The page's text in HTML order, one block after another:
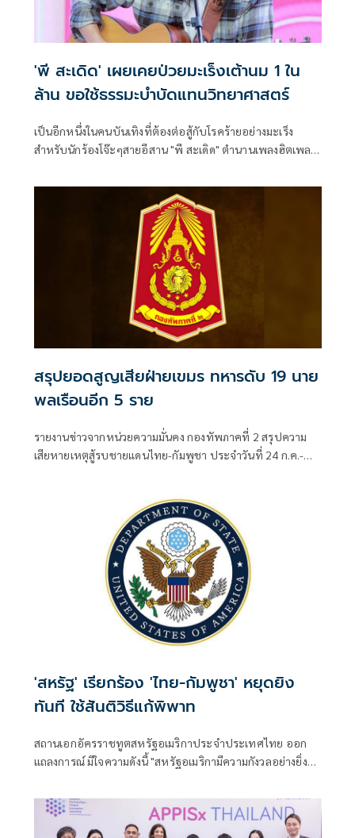
'พี สะเดิด' เผยเคยป่วยมะเร็งเต้านม 1 ใน
ล้าน ขอใช้ธรรมะบำบัดแทนวิทยาศาสตร์
เป็นอีกหนึ่งในคนบันเทิงที่ต้องต่อสู้กับโรคร้ายอย่างมะเร็ง
สำหรับนักร้องโจ๊ะๆสายอีสาน "พี สะเดิด" ตำนานเพลงฮิตเพลง
ข้อมูลว่ามีโอกาสเกิดได้น้อยมากในเพศชาย จำนวนผู้ป่วยที่พบมี
สรุปยอดสูญเสียฝ่ายเขมร ทหารดับ 19 นาย
พลเรือนอีก 5 ราย
รายงานข่าวจากหน่วยความมั่นคง กองทัพภาคที่ 2 สรุปความ
เสียหายเหตุสู้รบชายแดนไทย-กัมพูชา ประจำวันที่ 24 ก.ค.-
'สหรัฐ' เรียกร้อง 'ไทย-กัมพูชา' หยุดยิง
ทันที ใช้สันติวิธีแก้พิพาท
สถานเอกอัครราชทูตสหรัฐอเมริกาประจำประเทศไทย ออก
แถลงการณ์ มีใจความดังนี้ "สหรัฐอเมริกามีความกังวลอย่างยิ่ง
ไทย-กัมพูชา